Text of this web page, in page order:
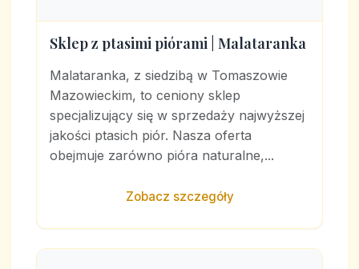
Sklep z ptasimi piórami | Malataranka
Malataranka, z siedzibą w Tomaszowie
Mazowieckim, to ceniony sklep
specjalizujący się w sprzedaży najwyższej
jakości ptasich piór. Nasza oferta
obejmuje zarówno pióra naturalne,...
Zobacz szczegóły